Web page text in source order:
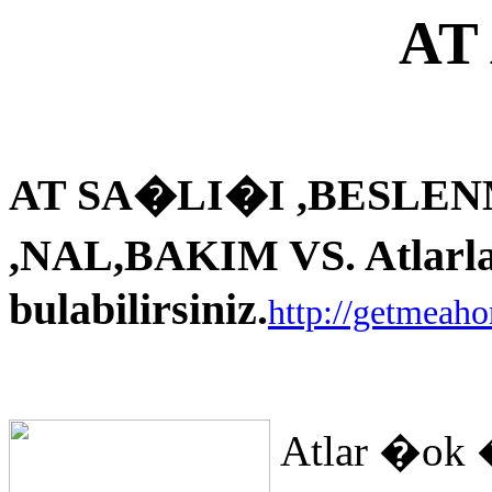
AT SA�LI�I
,NAL,BAKIM VS.
bulabilirsiniz.http://
Atlar �ok